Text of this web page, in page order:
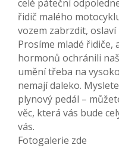
celé páteční
řidič malého
vozem zabrzdit, oslaví
Prosíme mladé řidiče,
hormonů ochránili
umění třeba na
nemají daleko.
plynový pedál –
věc, která vás bude
vás.
Fotogalerie zde